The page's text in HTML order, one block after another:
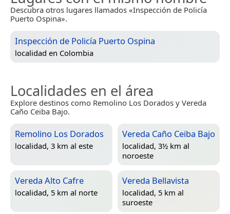
Descubra otros lugares llamados «Inspección de Policía
Puerto Ospina».
Inspección de Policía Puerto Ospina
localidad en Colombia
Localidades en el área
Explore destinos como Remolino Los Dorados y Vereda
Caño Ceiba Bajo.
Remolino Los Dorados
localidad, 3 km al este
Vereda Caño Ceiba Bajo
localidad, 3½ km al
noroeste
Vereda Alto Cafre
localidad, 5 km al norte
Vereda Bellavista
localidad, 5 km al
suroeste